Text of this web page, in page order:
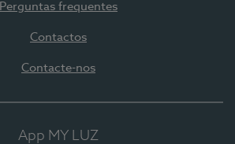
Perguntas frequentes
Contactos
Contacte-nos
App MY LUZ